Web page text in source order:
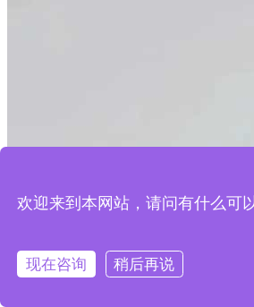
欢迎来到本网站，请问有什么可
现在咨询 稍后再说